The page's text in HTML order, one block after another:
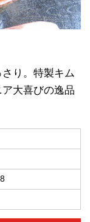
り。特製キム
大喜びの逸品